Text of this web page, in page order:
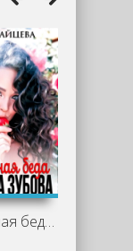
Клубничная беда капитана Зубова - Мария